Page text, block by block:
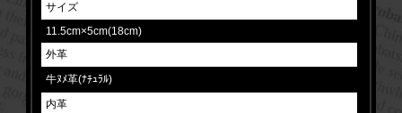
サイズ
11.5cm×5cm(18cm)
外革
牛ﾇﾒ革(ﾅﾁｭﾗﾙ)
内革